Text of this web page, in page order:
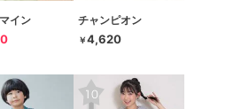
イン チャンピオン
￥4,620